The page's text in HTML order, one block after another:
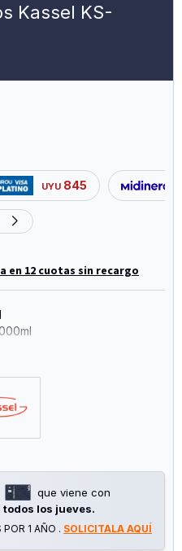
Kassel KS-
UYU 845
en 12 cuotas sin recargo
1 Metro
Y Negro
que viene con
todos los jueves.
1 AÑO . SOLICITALA AQUÍ